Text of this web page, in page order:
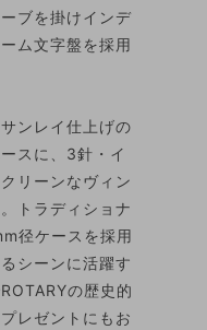
ブを掛けインデ
ム文字盤を採用
ンレイ仕上げの
スに、3針・イ
リーンなヴィン
トラディショナ
径ケースを採用
シーンに活躍す
の歴史的
レゼントにもお